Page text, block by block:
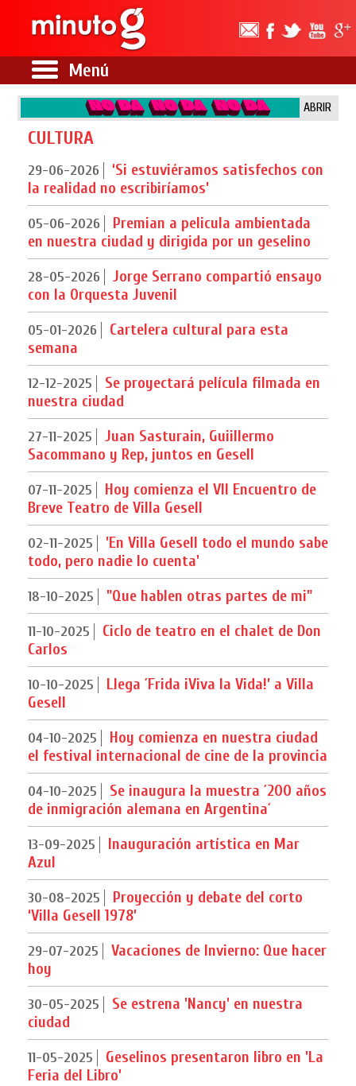
Menú
ABRIR
CULTURA
29-06-2026
‘Si estuviéramos satisfechos con
la realidad no escribiríamos’
05-06-2026
Premian a pelicula ambientada
en nuestra ciudad y dirigida por un geselino
28-05-2026
Jorge Serrano compartió ensayo
con la Orquesta Juvenil
05-01-2026
Cartelera cultural para esta
semana
12-12-2025
Se proyectará película filmada en
nuestra ciudad
27-11-2025
Juan Sasturain, Guiillermo
Sacommano y Rep, juntos en Gesell
07-11-2025
Hoy comienza el VII Encuentro de
Breve Teatro de Villa Gesell
02-11-2025
'En Villa Gesell todo el mundo sabe
todo, pero nadie lo cuenta'
18-10-2025 "Que hablen otras partes de mi"
11-10-2025
Ciclo de teatro en el chalet de Don
Carlos
10-10-2025
Llega ´Frida ¡Viva la Vida!’ a Villa
Gesell
04-10-2025
Hoy comienza en nuestra ciudad
el festival internacional de cine de la provincia
04-10-2025
Se inaugura la muestra ´200 años
de inmigración alemana en Argentina´
13-09-2025
Inauguración artística en Mar
Azul
30-08-2025
Proyección y debate del corto
‘Villa Gesell 1978’
29-07-2025
Vacaciones de Invierno: Que hacer
hoy
30-05-2025
Se estrena 'Nancy' en nuestra
ciudad
11-05-2025
Geselinos presentaron libro en 'La
Feria del Libro'